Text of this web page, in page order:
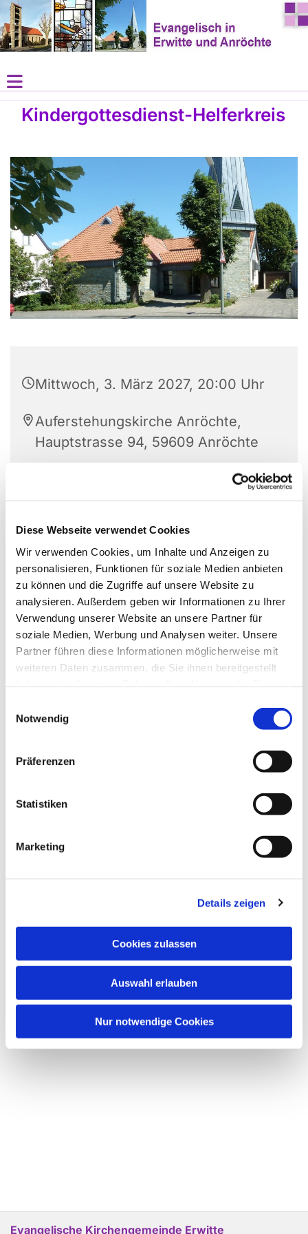
Diese Webseite verwendet Cookies
Wir verwenden Cookies, um Inhalte und Anzeigen zu
personalisieren, Funktionen für soziale Medien anbieten
zu können und die Zugriffe auf unsere Website zu
analysieren. Außerdem geben wir Informationen zu Ihrer
Verwendung unserer Website an unsere Partner für
soziale Medien, Werbung und Analysen weiter. Unsere
Partner führen diese Informationen möglicherweise mit
weiteren Daten zusammen, die Sie ihnen bereitgestellt
Notwendig
Präferenzen
Statistiken
Marketing
Details zeigen
Cookies zulassen
Auswahl erlauben
Nur notwendige Cookies
Kindergottesdienst-Helferkreis
Mittwoch, 3. März 2027, 20:00 Uhr
Auferstehungskirche Anröchte,
Hauptstrasse 94, 59609 Anröchte
Elisabeth Kirchhoff (02947-988981)
Evangelische Kirchengemeinde Erwitte